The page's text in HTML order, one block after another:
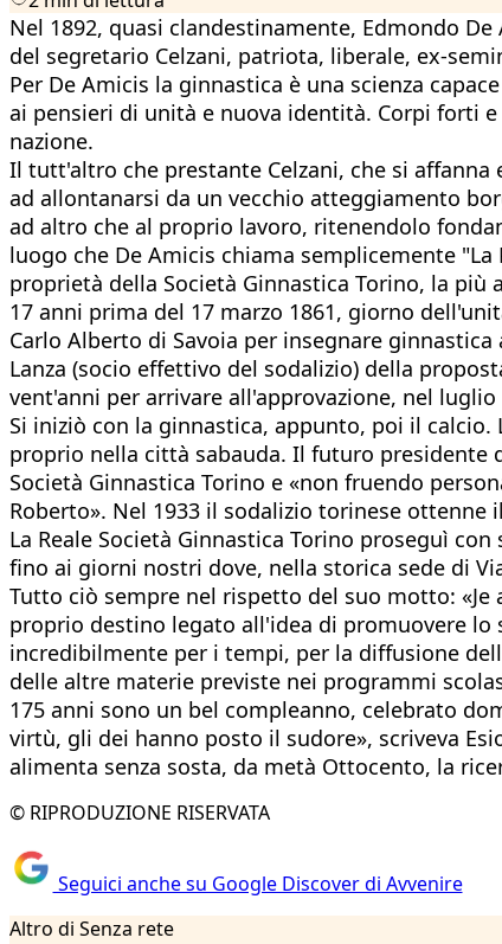
Nel 1892, quasi clandestinamente, Edmondo
del segretario Celzani, patriota, liberale, ex-
Per De Amicis la ginnastica è una scienza
ai pensieri di unità e nuova identità. Corpi forti
nazione.
Il tutt'altro che prestante Celzani, che si
ad allontanarsi da un vecchio atteggiamento
ad altro che al proprio lavoro, ritenendolo
luogo che De Amicis chiama semplicemente
proprietà della Società Ginnastica Torino, la
17 anni prima del 17 marzo 1861, giorno
Carlo Alberto di Savoia per insegnare
Lanza (socio effettivo del sodalizio) della
vent'anni per arrivare all'approvazione, nel
Si iniziò con la ginnastica, appunto, poi il
proprio nella città sabauda. Il futuro presidente
Società Ginnastica Torino e «non fruendo
Roberto». Nel 1933 il sodalizio torinese
La Reale Società Ginnastica Torino proseguì
fino ai giorni nostri dove, nella storica sede di
Tutto ciò sempre nel rispetto del suo motto:
proprio destino legato all'idea di promuovere
incredibilmente per i tempi, per la diffusione
delle altre materie previste nei programmi
175 anni sono un bel compleanno, celebrato
virtù, gli dei hanno posto il sudore», scriveva
alimenta senza sosta, da metà Ottocento, la
© RIPRODUZIONE RISERVATA
Seguici anche su Google Discover di Avvenire
Altro di Senza rete